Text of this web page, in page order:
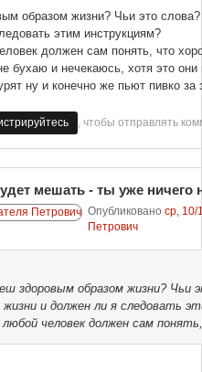
образом жизни? Чьи это
этим инструкциям?
должен сам понять, что
бухаю и нечекаюсь, хотя это они
ну и конечно же пьют пивко
, чтобы отправлять
мешать - ты уже
Опубликовано ср, 10/
Петрович
здоровым образом жизни? Чьи
жизни и должен ли я следовать
человек должен сам